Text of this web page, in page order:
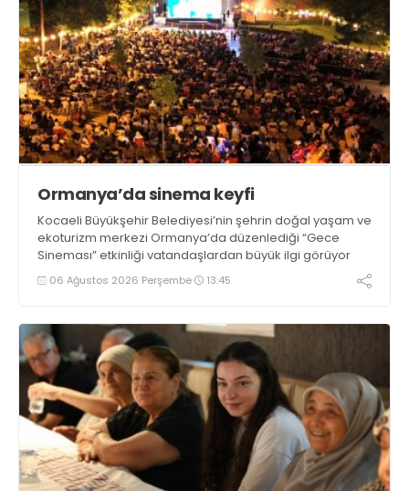
Ormanya’da sinema keyfi
Kocaeli Büyükşehir Belediyesi’nin şehrin doğal yaşam ve
ekoturizm merkezi Ormanya’da düzenlediği “Gece
Sineması” etkinliği vatandaşlardan büyük ilgi görüyor
06 Ağustos 2026 Perşembe 13:45